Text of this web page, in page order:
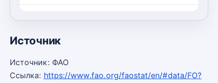
Источник
Источник: ФАО
Ссылка: https://www.fao.org/faostat/en/#data/FO?